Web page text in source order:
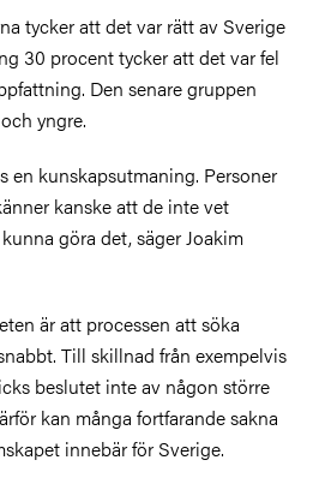
tycker att det var rätt av Sverige
30 procent tycker att det var fel
Den senare gruppen
yngre.
en kunskapsutmaning. Personer
kanske att de inte vet
göra det, säger Joakim
är att processen att söka
Till skillnad från exempelvis
beslutet inte av någon större
kan många fortfarande sakna
innebär för Sverige.